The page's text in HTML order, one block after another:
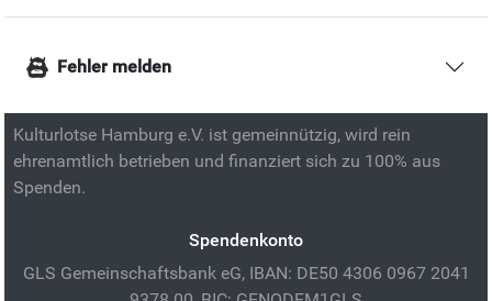
Fehler melden
Kulturlotse Hamburg e.V. ist gemeinnützig, wird rein
ehrenamtlich betrieben und finanziert sich zu 100% aus
Spenden.
Spendenkonto
GLS Gemeinschaftsbank eG, IBAN: DE50 4306 0967 2041